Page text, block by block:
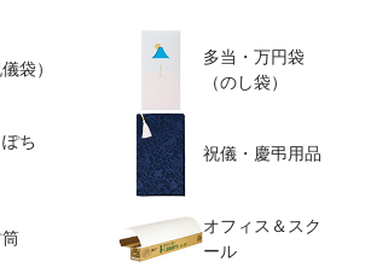
袋）
多当・万円袋
（のし袋）
ち
祝儀・慶弔用品
オフィス＆スク
ール